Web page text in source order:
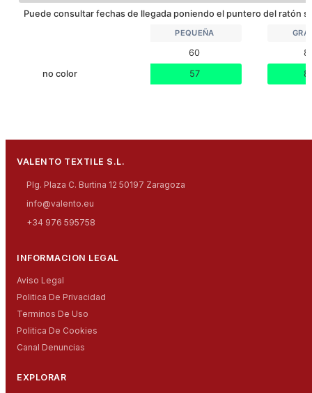
Puede consultar fechas de llegada poniendo el puntero del ratón
PEQUEÑA
60
no color
57
VALENTO TEXTILE S.L.
Plg. Plaza C. Burtina 12 50197 Zaragoza
info@valento.eu
+34 976 595758
INFORMACION LEGAL
Aviso Legal
Politica De Privacidad
Terminos De Uso
Politica De Cookies
Canal Denuncias
EXPLORAR